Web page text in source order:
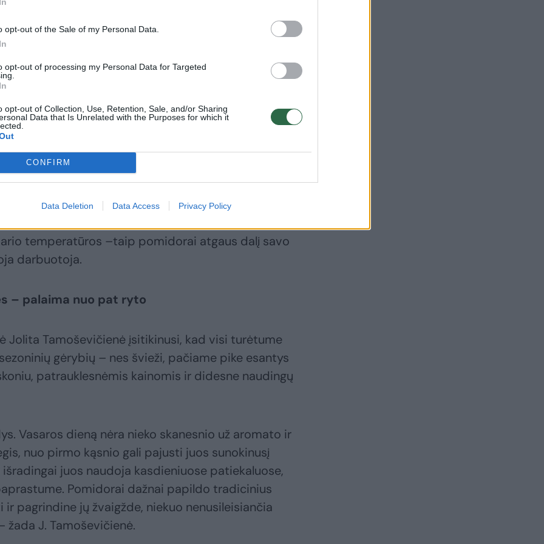
opt-out of the Sale of my Personal Data.
opt-out of processing my Personal Data for Targeted
opt-out of Collection, Use, Retention, Sale, and/or Sharing
Data that Is Unrelated with the Purposes for which it
CONFIRM
Data Deletion Data Access Privacy Policy
norintiems
pasilepinti: traškus
cukinijų pesto ir
tįstančiu sūriu
rūkytas viščiukas –
dalijasi vasarišku
pusryčių receptu
– jei pomidorai jau svyra į pernokimo pusę, juos
šis procesas sulėtės. Tačiau tuomet patariu prieš
temperatūros –taip pomidorai atgaus dalį savo
darbuotoja.
– palaima nuo pat ryto
Jolita Tamoševičienė įsitikinusi, kad visi turėtume
gėrybių – nes švieži, pačiame pike esantys
patrauklesnėmis kainomis ir didesne naudingų
Vasaros dieną nėra nieko skanesnio už aromato ir
nuo pirmo kąsnio gali pajusti juos sunokinusį
juos naudoja kasdieniuose patiekaluose,
Pomidorai dažnai papildo tradicinius
pagrindine jų žvaigžde, niekuo nenusileisiančia
žada J. Tamoševičienė.